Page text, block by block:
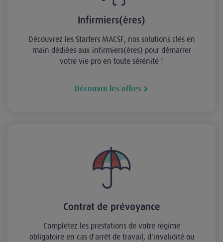
Infirmiers(ères)
Découvrez les Starters MACSF, nos solutions clés en
main dédiées aux infirmiers(ères) pour démarrer
votre vie pro en toute sérénité !
Découvrir les offres
Contrat de prévoyance
Complétez les prestations de votre régime
obligatoire en cas d'arrêt de travail, d'invalidité ou